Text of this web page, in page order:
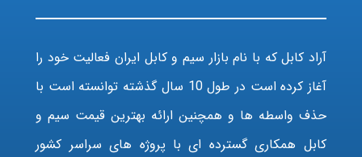
آراد کابل که با نام بازار سیم و کابل ایران فعالیت خود را
آغاز کرده است در طول 10 سال گذشته توانسته است با
حذف واسطه ها و همچنین ارائه بهترین قیمت سیم و
کابل همکاری گسترده ای با پروژه های سراسر کشور